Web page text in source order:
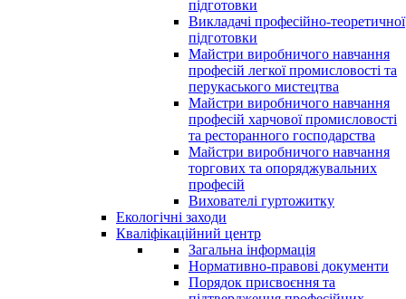
підготовки
Викладачі професійно-теоретичної
підготовки
Майстри виробничого навчання
професій легкої промисловості та
перукаського мистецтва
Майстри виробничого навчання
професій харчової промисловості
та ресторанного господарства
Майстри виробничого навчання
торгових та опоряджувальних
професій
Вихователі гуртожитку
Екологічні заходи
Кваліфікаційний центр
Загальна інформація
Нормативно-правові документи
Порядок присвоєння та